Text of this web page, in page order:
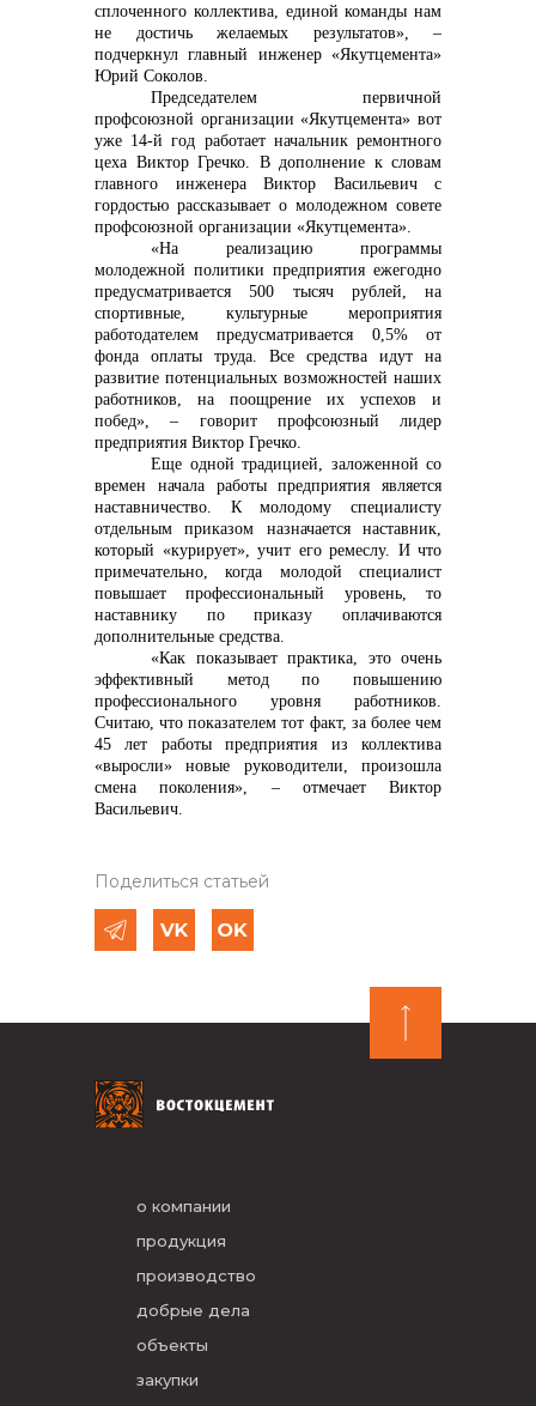
сплоченного коллектива, единой команды нам
не достичь желаемых результатов», –
подчеркнул главный инженер «Якутцемента»
Юрий Соколов.
Председателем первичной
профсоюзной организации «Якутцемента» вот
уже 14-й год работает начальник ремонтного
цеха Виктор Гречко. В дополнение к словам
главного инженера Виктор Васильевич с
гордостью рассказывает о молодежном совете
профсоюзной организации «Якутцемента».
«На реализацию программы
молодежной политики предприятия ежегодно
предусматривается 500 тысяч рублей, на
спортивные, культурные мероприятия
работодателем предусматривается 0,5% от
фонда оплаты труда. Все средства идут на
развитие потенциальных возможностей наших
работников, на поощрение их успехов и
побед», – говорит профсоюзный лидер
предприятия Виктор Гречко.
Еще одной традицией, заложенной со
времен начала работы предприятия является
наставничество. К молодому специалисту
отдельным приказом назначается наставник,
который «курирует», учит его ремеслу. И что
примечательно, когда молодой специалист
повышает профессиональный уровень, то
наставнику по приказу оплачиваются
дополнительные средства.
«Как показывает практика, это очень
эффективный метод по повышению
профессионального уровня работников.
Считаю, что показателем тот факт, за более чем
45 лет работы предприятия из коллектива
«выросли» новые руководители, произошла
смена поколения», – отмечает Виктор
Васильевич.
Поделиться статьей
о компании
продукция
производство
добрые дела
объекты
закупки